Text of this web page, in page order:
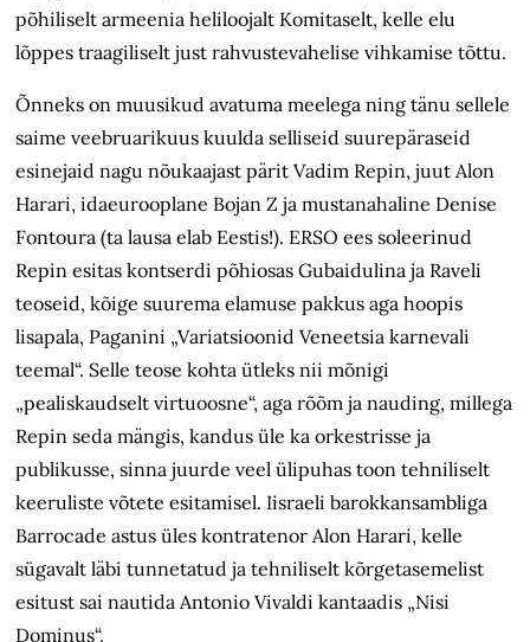
põhiliselt armeenia heliloojalt Komitaselt, kelle elu
lõppes traagiliselt just rahvuste­vahelise vihkamise tõttu.
Õnneks on muusikud avatuma meelega ning tänu sellele
saime veebruari­kuus kuulda selliseid suurepäraseid
esinejaid nagu nõukaajast pärit Vadim Repin, juut Alon
Harari, idaeurooplane Bojan Z ja mustanahaline Denise
Fontoura (ta lausa elab Eestis!). ERSO ees soleerinud
Repin esitas kontserdi põhiosas Gubaidulina ja Raveli
teoseid, kõige suurema elamuse pakkus aga hoopis
lisapala, Paganini „Variatsioonid Veneetsia karnevali
teemal“. Selle teose kohta ütleks nii mõnigi
„pealiskaudselt virtuoosne“, aga rõõm ja nauding, millega
Repin seda mängis, kandus üle ka orkestrisse ja
publikusse, sinna juurde veel ülipuhas toon tehniliselt
keeruliste võtete esitamisel. Iisraeli barokk­ansambliga
Barrocade astus üles kontratenor Alon Harari, kelle
sügavalt läbi tunnetatud ja tehniliselt kõrgetasemelist
esitust sai nautida Antonio Vivaldi kantaadis „Nisi
Dominus“.